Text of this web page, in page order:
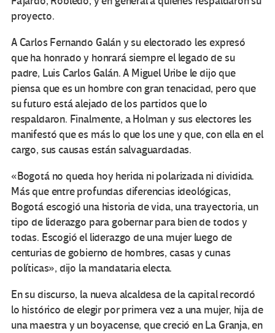
proyecto.
A Carlos Fernando Galán y su electorado les expresó
que ha honrado y honrará siempre el legado de su
padre, Luis Carlos Galán. A Miguel Uribe le dijo que
piensa que es un hombre con gran tenacidad, pero que
su futuro está alejado de los partidos que lo
respaldaron. Finalmente, a Holman y sus electores les
manifestó que es más lo que los une y que, con ella en el
cargo, sus causas están salvaguardadas.
«Bogotá no queda hoy herida ni polarizada ni dividida.
Más que entre profundas diferencias ideológicas,
Bogotá escogió una historia de vida, una trayectoria, un
tipo de liderazgo para gobernar para bien de todos y
todas. Escogió el liderazgo de una mujer luego de
centurias de gobierno de hombres, casas y cunas
políticas», dijo la mandataria electa.
En su discurso, la nueva alcaldesa de la capital recordó
lo histórico de elegir por primera vez a una mujer, hija de
una maestra y un boyacense, que creció en La Granja, en